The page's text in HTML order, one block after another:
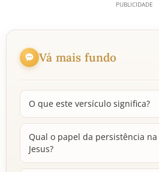
Vá mais fundo
O que este versículo significa?
Qual o papel da persistência
Jesus?